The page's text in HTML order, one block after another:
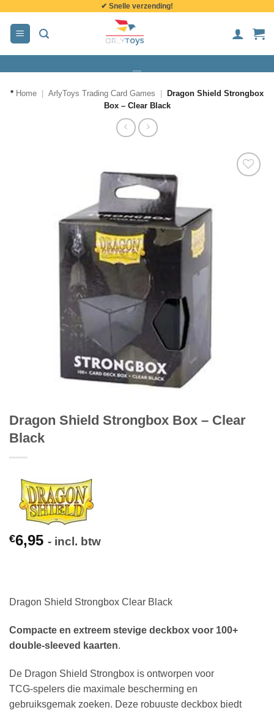
inhoud
✔ Snelle verzending!
* Home ArlyToys Trading Card Games
Dragon Shield Strongbox
Box – Clear Black
Dragon Shield Strongbox Box – Clear
Black
€6,95 - incl. btw
Dragon Shield Strongbox Clear Black
Compacte en extreem stevige deckbox voor 100+
double‑sleeved kaarten.
De Dragon Shield Strongbox is ontworpen voor
TCG‑spelers die maximale bescherming en
gebruiksgemak zoeken. Deze robuuste deckbox biedt